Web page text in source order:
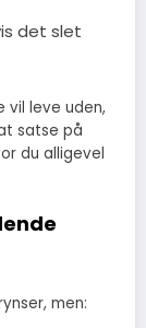
det slet
vil leve uden,
satse på
du alligevel
men: